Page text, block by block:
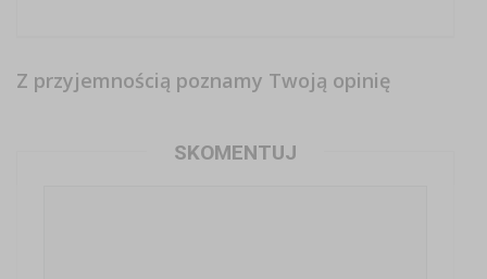
Z przyjemnością poznamy Twoją opinię
SKOMENTUJ